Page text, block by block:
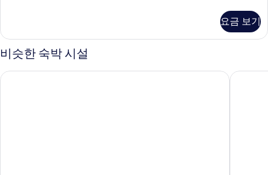
기
2+2
Seaview
자
히
요금 보기
비슷한 숙박 시설
발라마르 티레나 호텔 선 가든